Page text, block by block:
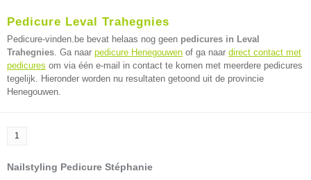
Pedicure Leval Trahegnies
Pedicure-vinden.be bevat helaas nog geen pedicures in Leval
Trahegnies. Ga naar pedicure Henegouwen of ga naar direct contact met
pedicures om via één e-mail in contact te komen met meerdere pedicures
tegelijk. Hieronder worden nu resultaten getoond uit de provincie
Henegouwen.
1
Nailstyling Pedicure Stéphanie